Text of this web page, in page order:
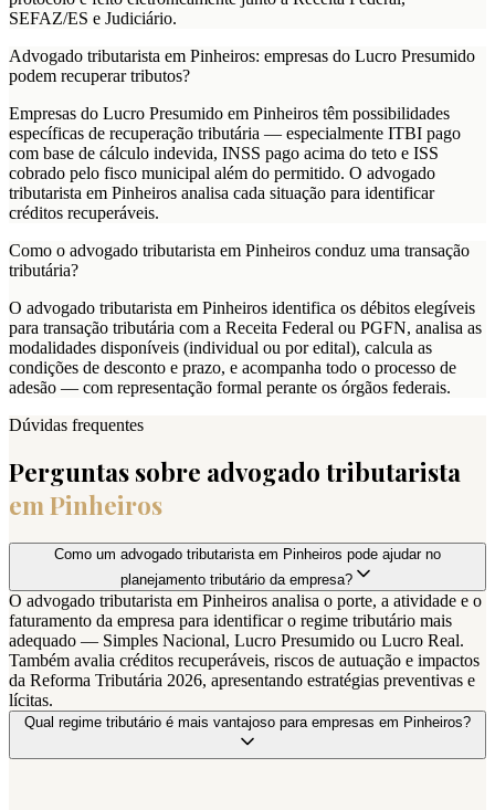
SEFAZ/ES e Judiciário.
Advogado tributarista em Pinheiros: empresas do Lucro Presumido
podem recuperar tributos?
Empresas do Lucro Presumido em Pinheiros têm possibilidades
específicas de recuperação tributária — especialmente ITBI pago
com base de cálculo indevida, INSS pago acima do teto e ISS
cobrado pelo fisco municipal além do permitido. O advogado
tributarista em Pinheiros analisa cada situação para identificar
créditos recuperáveis.
Como o advogado tributarista em Pinheiros conduz uma transação
tributária?
O advogado tributarista em Pinheiros identifica os débitos elegíveis
para transação tributária com a Receita Federal ou PGFN, analisa as
modalidades disponíveis (individual ou por edital), calcula as
condições de desconto e prazo, e acompanha todo o processo de
adesão — com representação formal perante os órgãos federais.
Dúvidas frequentes
Perguntas sobre advogado tributarista
emPinheiros
Como um advogado tributarista em Pinheiros pode ajudar no
planejamento tributário da empresa?
O advogado tributarista em Pinheiros analisa o porte, a atividade e o
faturamento da empresa para identificar o regime tributário mais
adequado — Simples Nacional, Lucro Presumido ou Lucro Real.
Também avalia créditos recuperáveis, riscos de autuação e impactos
da Reforma Tributária 2026, apresentando estratégias preventivas e
lícitas.
Qual regime tributário é mais vantajoso para empresas em Pinheiros?